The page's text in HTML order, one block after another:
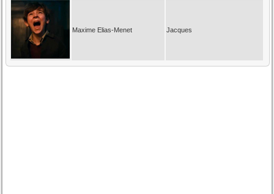
Maxime Elias-Menet Jacques